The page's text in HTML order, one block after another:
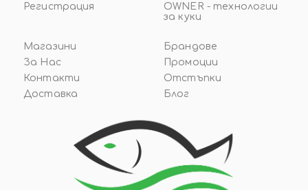
Регистрация
OWNER - технологии
за куки
Магазини
За Нас
Контакти
Доставка
Брандове
Промоции
Отстъпки
Блог